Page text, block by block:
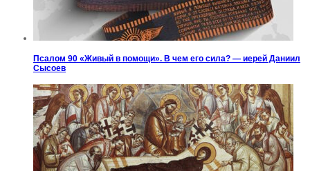
Псалом 90 «Живый в помощи». В чем его сила? — иерей Даниил
Сысоев